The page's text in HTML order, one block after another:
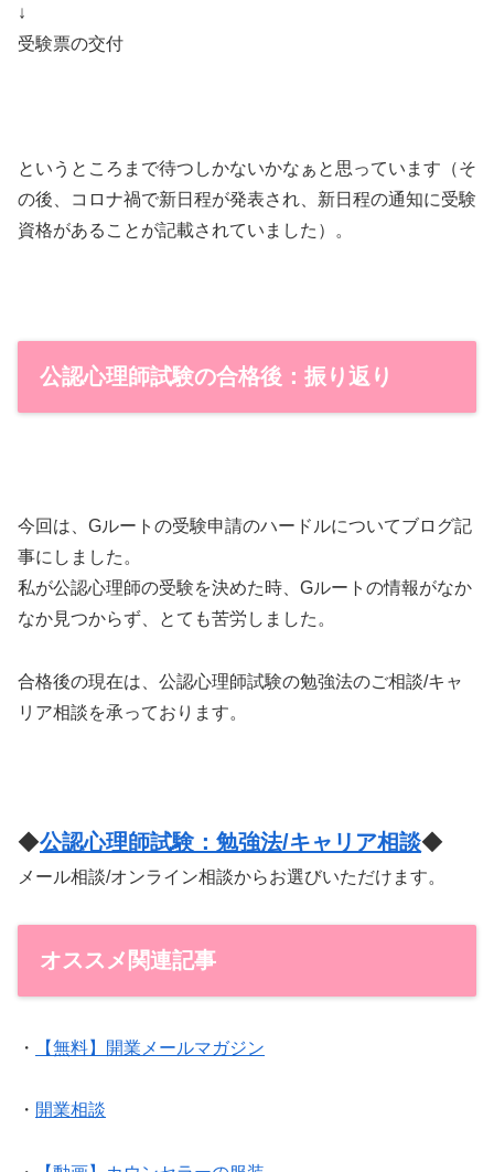
↓
受験票の交付
というところまで待つしかないかなぁと思っています（そ
の後、コロナ禍で新日程が発表され、新日程の通知に受験
資格があることが記載されていました）。
公認心理師試験の合格後：振り返り
今回は、Gルートの受験申請のハードルについてブログ記
事にしました。
私が公認心理師の受験を決めた時、Gルートの情報がなか
なか見つからず、とても苦労しました。
合格後の現在は、公認心理師試験の勉強法のご相談/キャ
リア相談を承っております。
◆公認心理師試験：勉強法/キャリア相談◆
メール相談/オンライン相談からお選びいただけます。
オススメ関連記事
・ 【無料】開業メールマガジン
・ 開業相談